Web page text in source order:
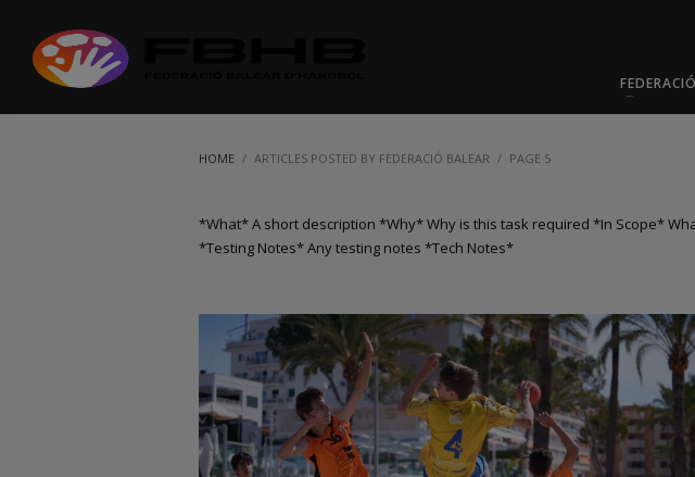
HOME ARTICLES POSTED BY FEDERACIÓ BALEAR PAGE 5
*What* A short description *Why* Why is this task required *In Scope*
*Testing Notes* Any testing notes *Tech Notes*